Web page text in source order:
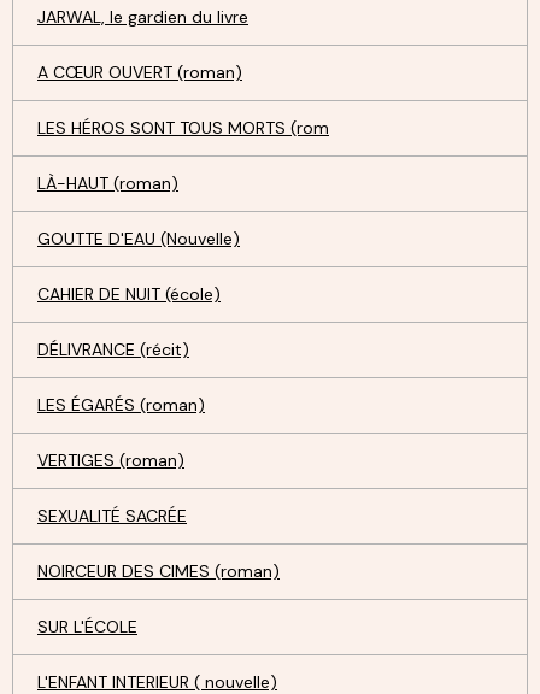
JARWAL, le gardien du livre
A CŒUR OUVERT (roman)
LES HÉROS SONT TOUS MORTS (rom
LÀ-HAUT (roman)
GOUTTE D'EAU (Nouvelle)
CAHIER DE NUIT (école)
DÉLIVRANCE (récit)
LES ÉGARÉS (roman)
VERTIGES (roman)
SEXUALITÉ SACRÉE
NOIRCEUR DES CIMES (roman)
SUR L'ÉCOLE
L'ENFANT INTERIEUR ( nouvelle)